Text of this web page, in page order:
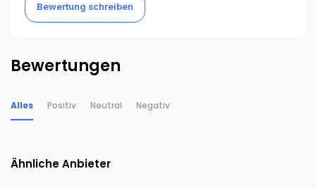
Bewertung schreiben
Bewertungen
Alles Positiv Neutral Negativ
Ähnliche Anbieter